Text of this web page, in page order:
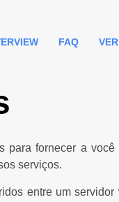
FAQ
para fornecer a
serviços.
entre um